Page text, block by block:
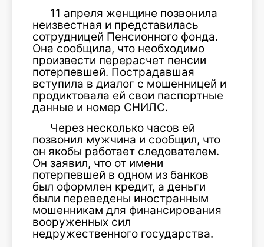
11 апреля женщине позвонила
неизвестная и представилась
сотрудницей Пенсионного фонда.
Она сообщила, что необходимо
произвести перерасчет пенсии
потерпевшей. Пострадавшая
вступила в диалог с мошенницей и
продиктовала ей свои паспортные
данные и номер СНИЛС.
Через несколько часов ей
позвонил мужчина и сообщил, что
он якобы работает следователем.
Он заявил, что от имени
потерпевшей в одном из банков
был оформлен кредит, а деньги
были переведены иностранным
мошенникам для финансирования
вооруженных сил
недружественного государства.